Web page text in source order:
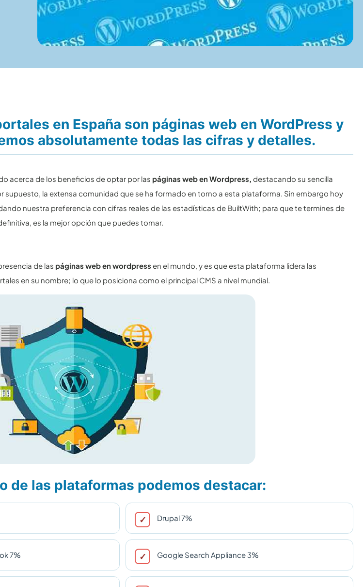
en España son páginas web en WordPress y
absolutamente todas las cifras y detalles.
acerca de los beneficios de optar por las páginas web en Wordpress,destacando su sencilla
supuesto, la extensa comunidad que se ha formado en torno a esta plataforma. Sin embargo hoy
nuestra preferencia con cifras reales de las estadísticas de BuiltWith; para que te termines de
es la mejor opción que puedes tomar.
de las páginas web en wordpress en el mundo, y es que esta plataforma lidera las
en su nombre; lo que lo posiciona como el principal CMS a nivel mundial.
de las plataformas podemos destacar:
Drupal 7%
7% Google Search Appliance 3%